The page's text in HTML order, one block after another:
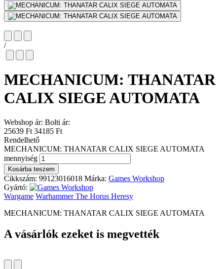
/
MECHANICUM: THANATAR
CALIX SIEGE AUTOMATA
Webshop ár: Bolti ár:
25639 Ft 34185 Ft
Rendelhető
MECHANICUM: THANATAR CALIX SIEGE AUTOMATA
mennyiség
Kosárba teszem
Cikkszám: 99123016018 Márka: Games Workshop
Gyártó:
Wargame Warhammer The Horus Heresy
MECHANICUM: THANATAR CALIX SIEGE AUTOMATA
A vásárlók ezeket is megvették